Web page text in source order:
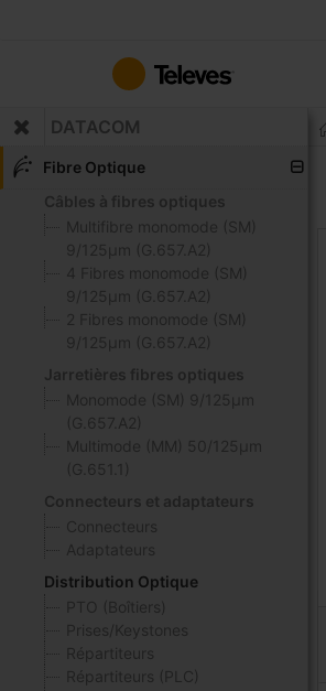
contenu
DATACOM
Fibre Optique
Câbles à fibres optiques
Multifibre monomode (SM)
9/125μm (G.657.A2)
4 Fibres monomode (SM)
9/125μm (G.657.A2)
2 Fibres monomode (SM)
9/125μm (G.657.A2)
Jarretières fibres optiques
Monomode (SM) 9/125μm
(G.657.A2)
Multimode (MM) 50/125μm
(G.651.1)
Connecteurs et adaptateurs
Connecteurs
Adaptateurs
Distribution Optique
PTO (Boîtiers)
Prises/Keystones
Répartiteurs
Répartiteurs (PLC)